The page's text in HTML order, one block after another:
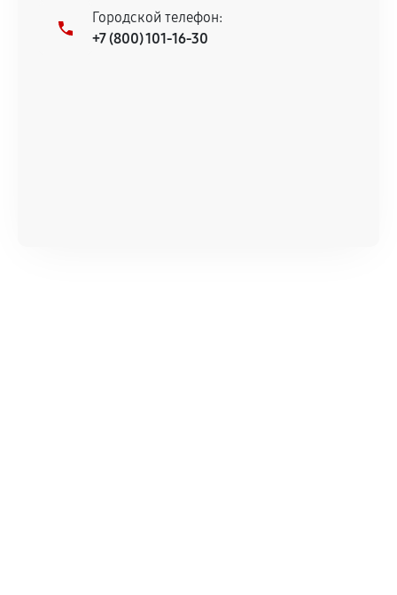
Городской телефон:
+7 (800) 101-16-30